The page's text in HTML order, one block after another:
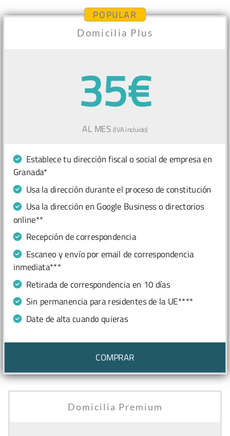
POPULAR
Domicilia Plus
35€
AL MES(IVA incluido)
Establece tu dirección fiscal o social de empresa en
Granada*
Usa la dirección durante el proceso de constitución
Usa la dirección en Google Business o directorios
online**
Recepción de correspondencia
Escaneo y envío por email de correspondencia
inmediata***
Retirada de correspondencia en 10 días
Sin permanencia para residentes de la UE****
Date de alta cuando quieras
COMPRAR
Domicilia Premium